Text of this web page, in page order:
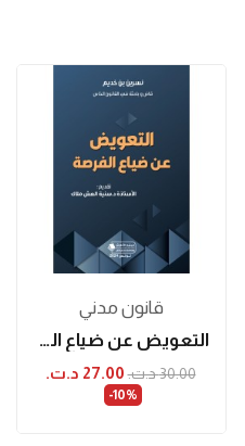
قانون مدني
التعويض عن ضياع الفرصة
30.00 د.ت.‏ 27.00 د.ت.‏
‎-10%